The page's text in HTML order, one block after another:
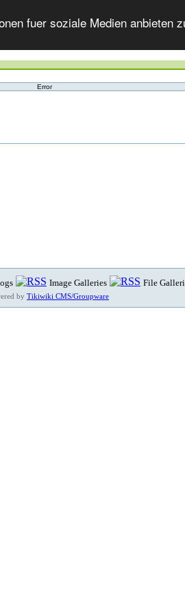
fuer soziale Medien anbieten
Error
Image Galleries File
by Tikiwiki CMS/Groupware